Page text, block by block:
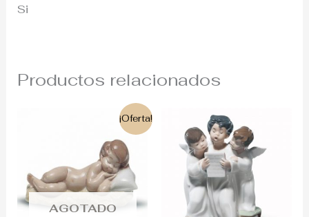
Si
Productos relacionados
¡Oferta!
AGOTADO
160€.
actual
115€.